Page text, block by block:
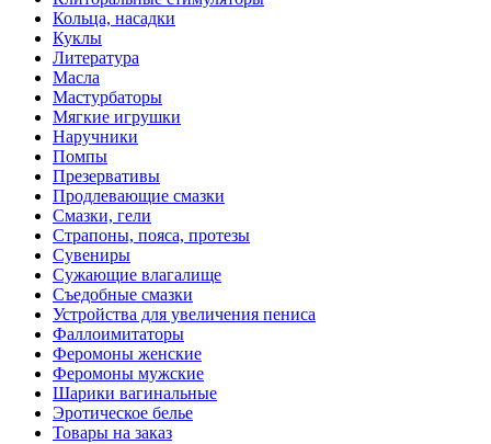
Кольца, насадки
Куклы
Литература
Масла
Мастурбаторы
Мягкие игрушки
Наручники
Помпы
Презервативы
Продлевающие смазки
Смазки, гели
Страпоны, пояса, протезы
Сувениры
Сужающие влагалище
Съедобные смазки
Устройства для увеличения пениса
Фаллоимитаторы
Феромоны женские
Феромоны мужские
Шарики вагинальные
Эротическое белье
Товары на заказ